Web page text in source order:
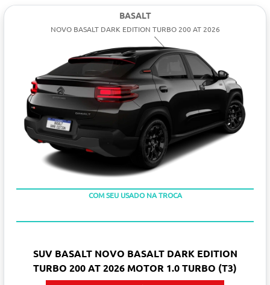
BASALT
NOVO BASALT DARK EDITION TURBO 200 AT 2026
SUV BASALT NOVO BASALT DARK EDITION
TURBO 200 AT 2026 MOTOR 1.0 TURBO (T3)